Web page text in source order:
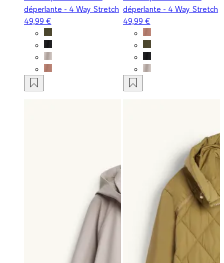
déperlante - 4 Way Stretch
49,99 €
déperlante - 4 Way Stretch
49,99 €